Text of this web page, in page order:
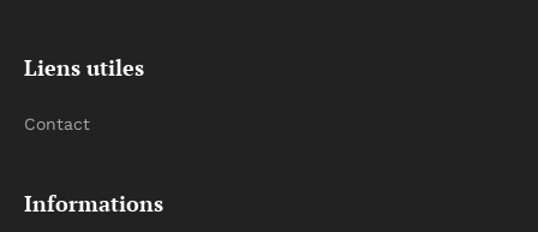
Liens utiles
Contact
Informations